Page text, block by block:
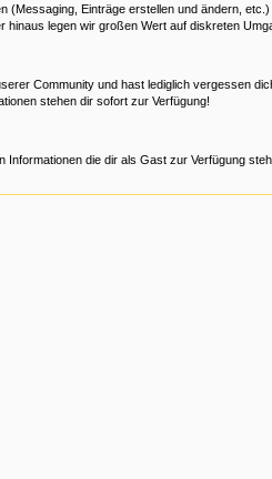
(Messaging, Einträge erstellen und ändern, etc.)
hinaus legen wir großen Wert auf diskreten
Community und hast lediglich vergessen
stehen dir sofort zur Verfügung!
Informationen die dir als Gast zur Verfügung